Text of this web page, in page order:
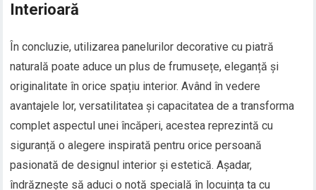
Interioară
În concluzie, utilizarea panelurilor decorative cu piatră
naturală poate aduce un plus de frumusețe, eleganță și
originalitate în orice spațiu interior. Având în vedere
avantajele lor, versatilitatea și capacitatea de a transforma
complet aspectul unei încăperi, acestea reprezintă cu
siguranță o alegere inspirată pentru orice persoană
pasionată de designul interior și estetică. Așadar,
îndrăznește să aduci o notă specială în locuința ta cu